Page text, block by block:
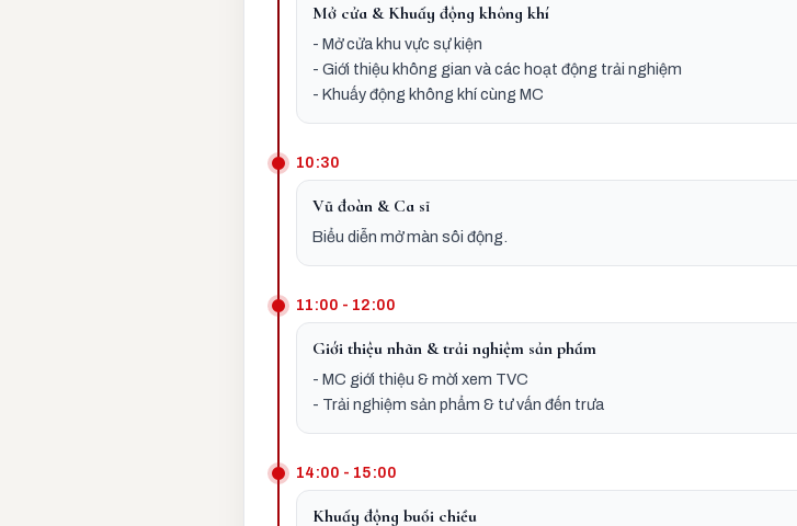
Mở cửa & Khuấy động không khí
- Mở cửa khu vực sự kiện
- Giới thiệu không gian và các hoạt động trải nghiệm
- Khuấy động không khí cùng MC
10:30
Vũ đoàn & Ca sĩ
Biểu diễn mở màn sôi động.
11:00 - 12:00
Giới thiệu nhãn & trải nghiệm sản phẩm
- MC giới thiệu & mời xem TVC
- Trải nghiệm sản phẩm & tư vấn đến trưa
14:00 - 15:00
Khuấy động buổi chiều